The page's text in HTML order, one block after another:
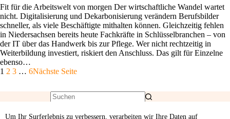
Um Ihr Surferlebnis zu verbessern, verarbeiten wir Ihre Daten auf
Fit für die Arbeitswelt von morgen Der wirtschaftliche Wandel wartet
nicht. Digitalisierung und Dekarbonisierung verändern Berufsbilder
schneller, als viele Beschäftigte mithalten können. Gleichzeitig fehlen
in Niedersachsen bereits heute Fachkräfte in Schlüsselbranchen – von
der IT über das Handwerk bis zur Pflege. Wer nicht rechtzeitig in
Weiterbildung investiert, riskiert den Anschluss. Das gilt für Einzelne
ebenso…
1 2 3 … 6Nächste Seite